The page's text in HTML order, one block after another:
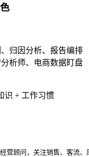
归因分析、报告编排
析师、电商数据盯盘
识 + 工作习惯
营顾问，关注销售、客流、